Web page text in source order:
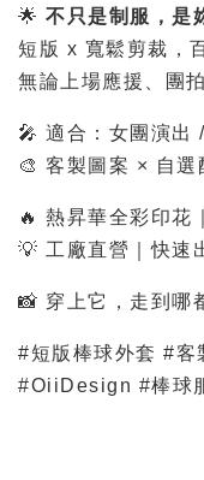
🌟 不只是制服，是
短版 x 寬鬆剪裁，
無論上場應援、團
🎤 適合：女團演出
🎨 客製圖案 × 自選
🔥 熱昇華全彩印花
💡 工廠直營｜快速
📸 穿上它，走到哪
#短版棒球外套 #客
#OiiDesign #棒球